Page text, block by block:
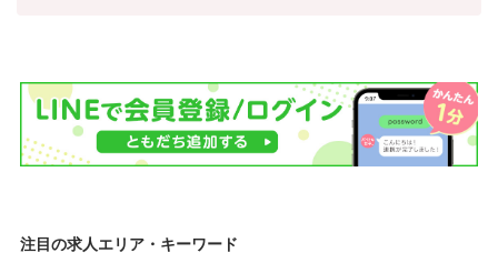
注目の求人エリア・キーワード